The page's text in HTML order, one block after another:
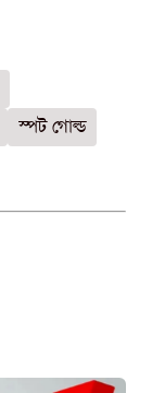
স্পট গোল্ড